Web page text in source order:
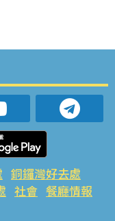
銅鑼灣好去處
社會 餐廳情報